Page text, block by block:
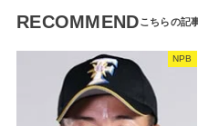
RECOMMEND
NPB